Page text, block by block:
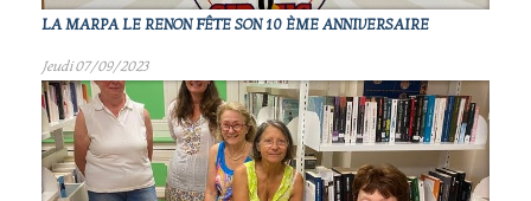
LA MARPA LE RENON FÊTE SON 10 ÈME ANNIVERSAIRE
Jeudi 07/09/2023